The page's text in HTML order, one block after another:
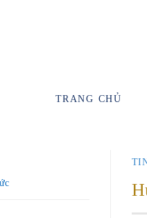
TRANG CHỦ